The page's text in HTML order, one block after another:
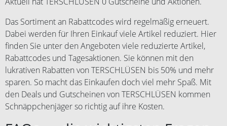
Das Sortiment an Rabattcodes wird regelmäßig erneuert.
Dabei werden für Ihren Einkauf viele Artikel reduziert. Hier
finden Sie unter den Angeboten viele reduzierte Artikel,
Rabattcodes und Tagesaktionen. Sie können mit den
lukrativen Rabatten von TERSCHLÜSEN bis 50% und mehr
sparen. So macht das Einkaufen doch viel mehr Spaß. Mit
den Deals und Gutscheinen von TERSCHLÜSEN kommen
Schnäppchenjäger so richtig auf ihre Kosten.